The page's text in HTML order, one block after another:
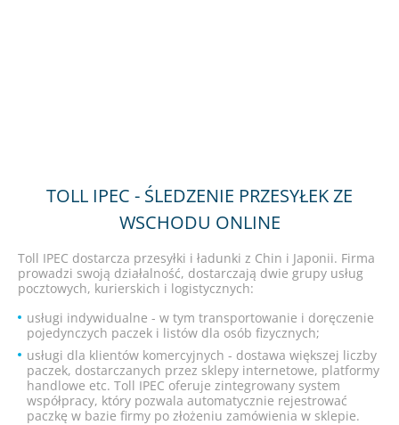
TOLL IPEC - ŚLEDZENIE PRZESYŁEK ZE
WSCHODU ONLINE
Toll IPEC dostarcza przesyłki i ładunki z Chin i Japonii. Firma
prowadzi swoją działalność, dostarczają dwie grupy usług
pocztowych, kurierskich i logistycznych:
usługi indywidualne - w tym transportowanie i doręczenie
pojedynczych paczek i listów dla osób fizycznych;
usługi dla klientów komercyjnych - dostawa większej liczby
paczek, dostarczanych przez sklepy internetowe, platformy
handlowe etc. Toll IPEC oferuje zintegrowany system
współpracy, który pozwala automatycznie rejestrować
paczkę w bazie firmy po złożeniu zamówienia w sklepie.